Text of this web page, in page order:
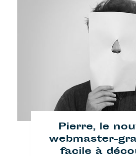
Pierre, le
webmaster-
facile à